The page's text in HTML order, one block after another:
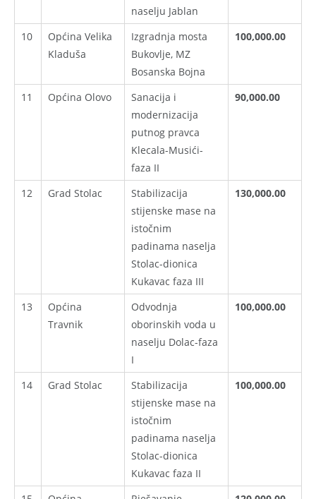
naselju Jablan
10
Općina Velika
Kladuša
Izgradnja mosta
Bukovlje, MZ
Bosanska Bojna
100,000.00
11 Općina Olovo
Sanacija i
modernizacija
putnog pravca
Klecala-Musići-
faza II
90,000.00
12 Grad Stolac
Stabilizacija
stijenske mase na
istočnim
padinama naselja
Stolac-dionica
Kukavac faza III
130,000.00
13
Općina
Travnik
Odvodnja
oborinskih voda u
naselju Dolac-faza
I
100,000.00
14 Grad Stolac
Stabilizacija
stijenske mase na
istočnim
padinama naselja
Stolac-dionica
Kukavac faza II
100,000.00